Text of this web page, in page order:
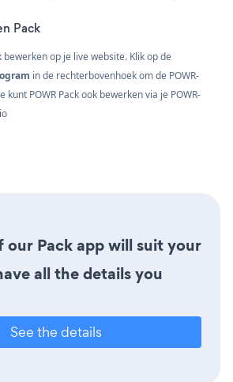
Pack
bewerken op je live website. Klik op de
in de rechterbovenhoek om de POWR-
kunt POWR Pack ook bewerken via je POWR-
our Pack app will suit your
all the details you
See the details